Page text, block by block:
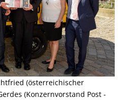
(österreichischer
(Konzernvorstand Post -